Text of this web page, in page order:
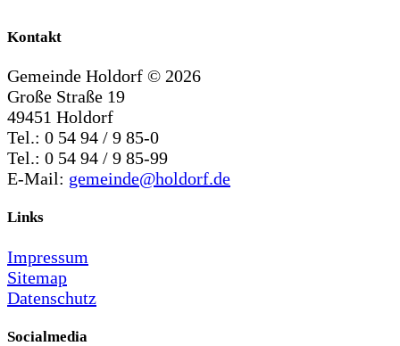
Kontakt
Gemeinde Holdorf © 2026
Große Straße 19
49451 Holdorf
Tel.: 0 54 94 / 9 85-0
Tel.: 0 54 94 / 9 85-99
E-Mail: gemeinde@holdorf.de
Links
Impressum
Sitemap
Datenschutz
Socialmedia